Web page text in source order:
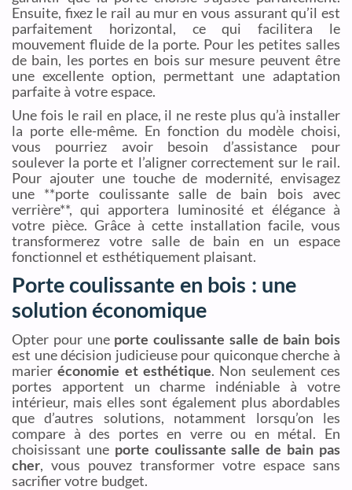
Ensuite, fixez le rail au mur en vous assurant qu’il est
parfaitement horizontal, ce qui facilitera le
mouvement fluide de la porte. Pour les petites salles
de bain, les portes en bois sur mesure peuvent être
une excellente option, permettant une adaptation
parfaite à votre espace.
Une fois le rail en place, il ne reste plus qu’à installer
la porte elle-même. En fonction du modèle choisi,
vous pourriez avoir besoin d’assistance pour
soulever la porte et l’aligner correctement sur le rail.
Pour ajouter une touche de modernité, envisagez
une **porte coulissante salle de bain bois avec
verrière**, qui apportera luminosité et élégance à
votre pièce. Grâce à cette installation facile, vous
transformerez votre salle de bain en un espace
fonctionnel et esthétiquement plaisant.
Porte coulissante en bois : une
solution économique
Opter pour une porte coulissante salle de bain bois
est une décision judicieuse pour quiconque cherche à
marieréconomie et esthétique. Non seulement ces
portes apportent un charme indéniable à votre
intérieur, mais elles sont également plus abordables
que d’autres solutions, notamment lorsqu’on les
compare à des portes en verre ou en métal. En
choisissant une porte coulissante salle de bain pas
cher, vous pouvez transformer votre espace sans
sacrifier votre budget.